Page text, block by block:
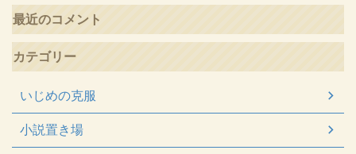
最近のコメント
カテゴリー
いじめの克服
小説置き場